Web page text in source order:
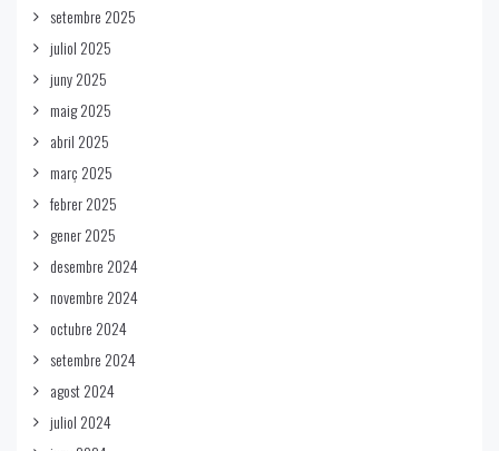
setembre 2025
juliol 2025
juny 2025
maig 2025
abril 2025
març 2025
febrer 2025
gener 2025
desembre 2024
novembre 2024
octubre 2024
setembre 2024
agost 2024
juliol 2024